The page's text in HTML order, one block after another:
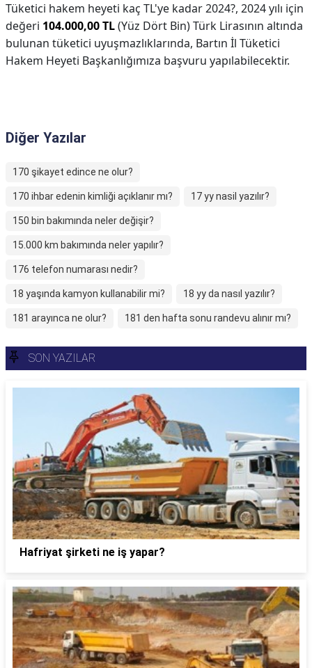
Tüketici hakem heyeti kaç TL'ye kadar 2024?, 2024 yılı için
değeri 104.000,00 TL(Yüz Dört Bin) Türk Lirasının altında
bulunan tüketici uyuşmazlıklarında, Bartın İl Tüketici
Hakem Heyeti Başkanlığımıza başvuru yapılabilecektir.
Diğer Yazılar
170 şikayet edince ne olur?
170 ihbar edenin kimliği açıklanır mı? 17 yy nasil yazılır?
150 bin bakımında neler değişir?
15.000 km bakımında neler yapılır?
176 telefon numarası nedir?
18 yaşında kamyon kullanabilir mi? 18 yy da nasıl yazılır?
181 arayınca ne olur? 181 den hafta sonu randevu alınır mı?
SON YAZILAR
Hafriyat şirketi ne iş yapar?